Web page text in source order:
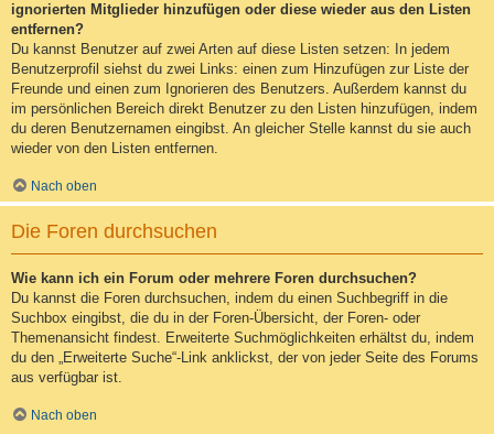
ignorierten Mitglieder hinzufügen oder diese wieder aus den Listen
entfernen?
Du kannst Benutzer auf zwei Arten auf diese Listen setzen: In jedem
Benutzerprofil siehst du zwei Links: einen zum Hinzufügen zur Liste der
Freunde und einen zum Ignorieren des Benutzers. Außerdem kannst du
im persönlichen Bereich direkt Benutzer zu den Listen hinzufügen, indem
du deren Benutzernamen eingibst. An gleicher Stelle kannst du sie auch
wieder von den Listen entfernen.
Nach oben
Die Foren durchsuchen
Wie kann ich ein Forum oder mehrere Foren durchsuchen?
Du kannst die Foren durchsuchen, indem du einen Suchbegriff in die
Suchbox eingibst, die du in der Foren-Übersicht, der Foren- oder
Themenansicht findest. Erweiterte Suchmöglichkeiten erhältst du, indem
du den „Erweiterte Suche“-Link anklickst, der von jeder Seite des Forums
aus verfügbar ist.
Nach oben